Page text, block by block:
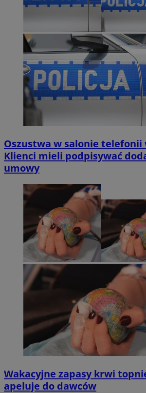
Oszustwa w salonie telefonii
Klienci mieli podpisywać
umowy
Wakacyjne zapasy krwi
apeluje do dawców